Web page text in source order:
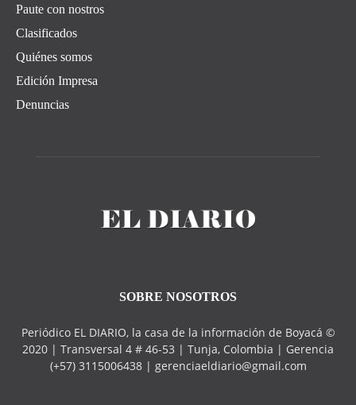
Paute con nostros
Clasificados
Quiénes somos
Edición Impresa
Denuncias
SOBRE NOSOTROS
Periódico EL DIARIO, la casa de la información de Boyacá ©
2020 | Transversal 4 # 46-53 | Tunja, Colombia | Gerencia
(+57) 3115006438 | gerenciaeldiario@gmail.com